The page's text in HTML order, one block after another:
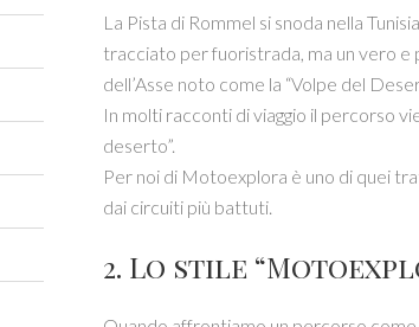
La Pista di Rommel si snoda nella
tracciato per fuoristrada, ma un vero e
dell’Asse noto come la “Volpe del
In molti racconti di viaggio il percorso
deserto”.
Per noi di Motoexplora è uno di quei
dai circuiti più battuti.
2. Lo stile